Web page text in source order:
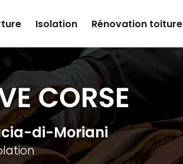
Isolation Rénovation toiture
di-Moriani